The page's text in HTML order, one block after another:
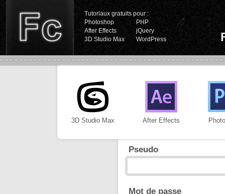
Tutoriaux gratuits pour :
Photoshop
PHP
After Effects
jQuery
3D Studio Max
WordPress
3D Studio Max After Effects
Pseudo
Mot de passe